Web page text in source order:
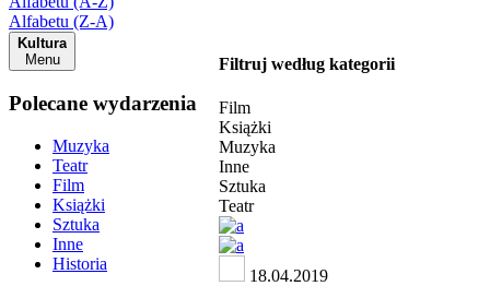
Alfabetu (Z-A)
Kultura
Menu
Polecane wydarzenia
Muzyka
Teatr
Film
Książki
Sztuka
Inne
Historia
Filtruj według kategorii
Film
Książki
Muzyka
Inne
Sztuka
Teatr
18.04.2019